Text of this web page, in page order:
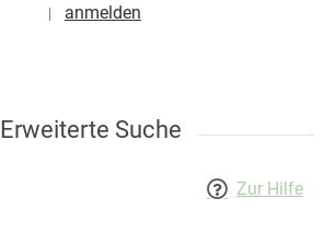
anmelden
Erweiterte Suche
Zur Hilfe